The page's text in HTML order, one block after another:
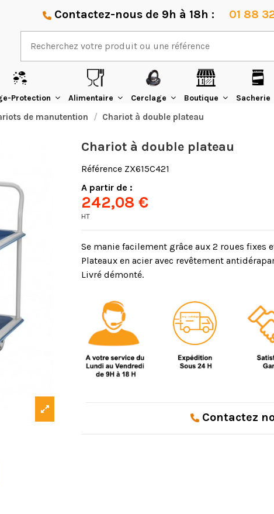
Contactez-nous de 9h à 18h : 01 88
Protection Alimentaire Cerclage Boutique Sacherie
de manutention Chariot à double plateau
Chariot à double plateau
Référence ZX615C421
A partir de :
242,08 €
HT
Se manie facilement grâce aux 2 roues fixes
Plateaux en acier avec revêtement
Livré démonté.
Contactez